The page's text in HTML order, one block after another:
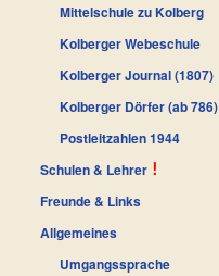
Mittelschule zu Kolberg
Kolberger Webeschule
Kolberger Journal (1807)
Kolberger Dörfer (ab 786)
Postleitzahlen 1944
Schulen & Lehrer
Freunde & Links
Allgemeines
Umgangssprache